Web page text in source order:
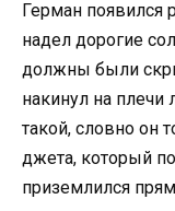
Герман появился
надел дорогие
должны были
накинул на
такой, словно он
джета, который
приземлился